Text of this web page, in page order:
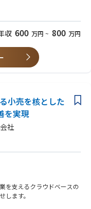
プの中枢で、潤沢な環境下
ャ等）
収 600 万円 ~ 800 万円
小売を核とした
を実現
社
を支えるクラウドベースの
します。